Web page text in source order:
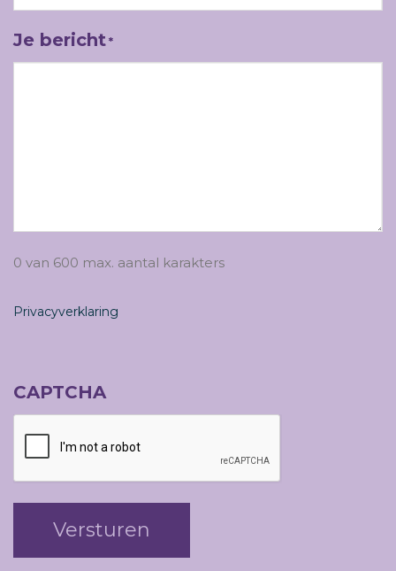
Je bericht *
0 van 600 max. aantal karakters
Privacyverklaring
CAPTCHA